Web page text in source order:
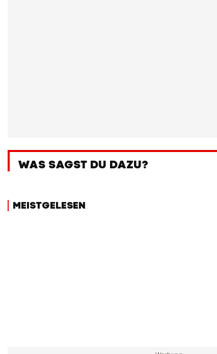
WAS SAGST DU DAZU?
MEISTGELESEN